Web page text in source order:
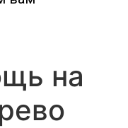
на